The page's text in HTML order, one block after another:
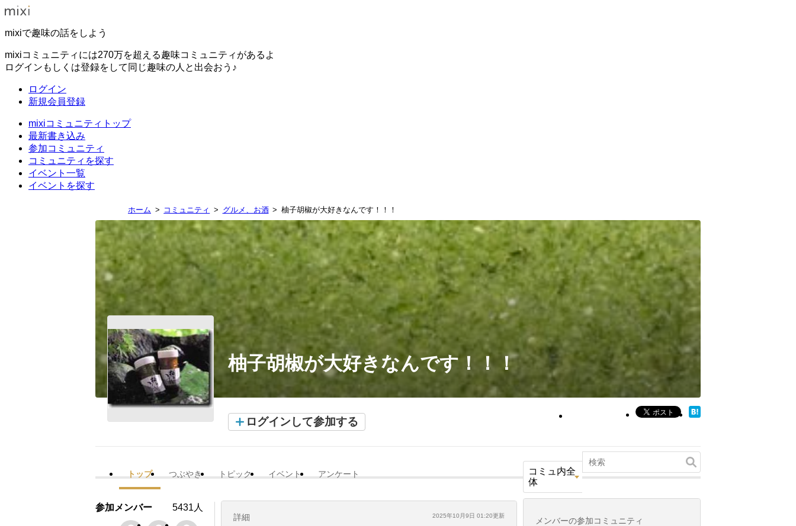
mixiで趣味の話をしよう
mixiコミュニティには270万を超える趣味コミュニティがあるよ
ログインもしくは登録をして同じ趣味の人と出会おう♪
ログイン
新規会員登録
mixiコミュニティトップ
最新書き込み
参加コミュニティ
コミュニティを探す
イベント一覧
イベントを探す
ホーム コミュニティ グルメ、お酒 柚子胡椒が大好きなんです！！！
柚子胡椒が大好きなんです！！！
ログインして参加する
トップ つぶやき トピック イベント アンケート
コミュ内全
体
詳細 2025年10月9日 01:20更新
参加メンバー 5431人
メンバーの参加コミュニティ